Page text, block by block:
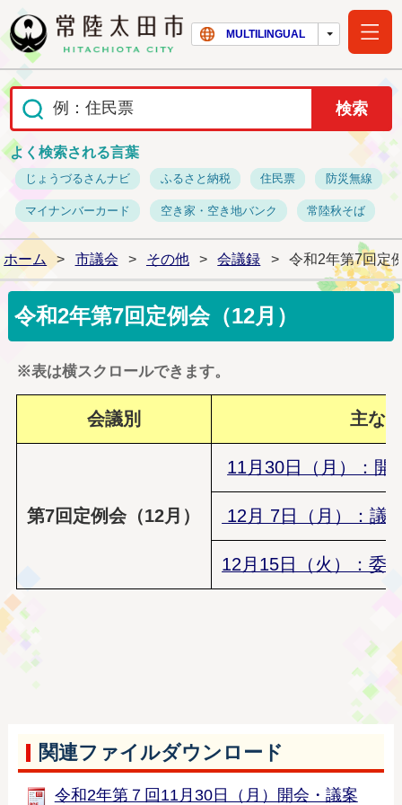
常陸太田市ホー
MULTILINGUAL
よく検索される言葉
じょうづるさんナビ ふるさと納税 住民票 防災無線
マイナンバーカード 空き家・空き地バンク 常陸秋そば
ホーム > 市議会 > その他 > 会議録 > 令和2年第7回定
令和2年第7回定例会（12月）
※表は横スクロールできます。
会議別 主な
第7回定例会（12月）
11 月30日（月）：開
12月 7日（月）：議
12月15日（火）：委
関連ファイルダウンロード
令和2年第７回11月30日（月）開会・議案